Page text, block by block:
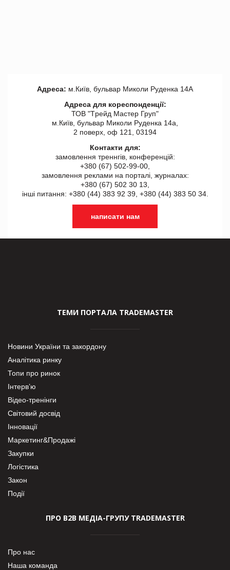
Адреса: м.Київ, бульвар Миколи Руденка 14А
Адреса для кореспонденції:
ТОВ "Tрейд Мастер Груп"
м.Київ, бульвар Миколи Руденка 14а,
2 поверх, оф 121, 03194
Контакти для:
замовлення треннгів, конференцій:
+380 (67) 502-99-00,
замовлення реклами на порталі, журналах:
+380 (67) 502 30 13,
інші питання: +380 (44) 383 92 39, +380 (44) 383 50 34.
написати нам
ТЕМИ ПОРТАЛА TRADEMASTER
Новини України та закордону
Аналітика ринку
Топи про ринок
Інтерв’ю
Відео-тренінги
Світовий досвід
Інновації
Маркетинг&Продажі
Закупки
Логістика
Закон
Події
ПРО В2В МЕДІА-ГРУПУ TRADEMASTER
Про нас
Наша команда